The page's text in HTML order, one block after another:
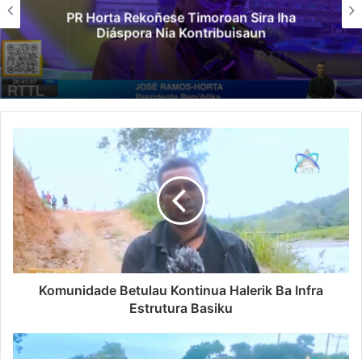
PR Horta Rekoñese Timoroan Sira Iha
Diáspora Nia Kontribuisaun
Komunidade Betulau Kontinua Halerik Ba Infra
Estrutura Basiku